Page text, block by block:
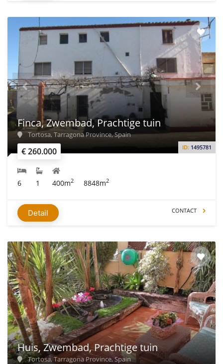
€ 260.000 ID: 1495781
Finca, Zwembad, Prachtige tuin
Tortosa, Tarragona Province, Spain
6 1 400m2 8848m2
Detail CONTACT
Huis, Zwembad, Prachtige tuin
Tortosa, Tarragona Province, Spain